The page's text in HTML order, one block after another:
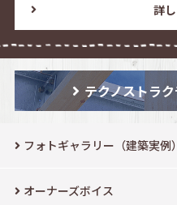
詳
テクノストラ
フォトギャラリー（建築実例）
オーナーズボイス